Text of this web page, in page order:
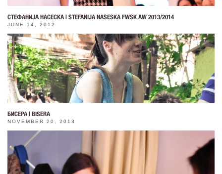
СТЕФАНИЈА НАСЕСКА | STEFANIJA NASESKA FWSK AW 2013/2014
JUNE 14, 2012
БИСЕРА | BISERA
NOVEMBER 20, 2013